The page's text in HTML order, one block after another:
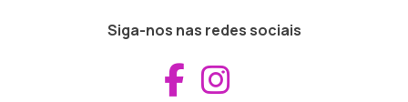
Siga-nos nas redes sociais
Aceder ao